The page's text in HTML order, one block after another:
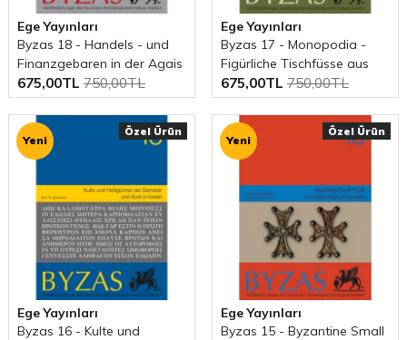
Ege Yayınları
Byzas 18 - Handels - und
Finanzgebaren in der Agais
im 5. Jh v. Chr.
675,00TL 750,00TL
Ege Yayınları
Byzas 17 - Monopodia -
Figürliche Tischfüsse aus
Kleinasien
675,00TL 750,00TL
Özel Ürün
Yeni
Ege Yayınları
Byzas 16 - Kulte und
Özel Ürün
Yeni
Ege Yayınları
Byzas 15 - Byzantine Small